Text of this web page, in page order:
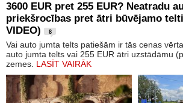
3600 EUR pret 255 EUR? Neatradu
priekšrocības pret ātri būvējamo
VIDEO)
8
Vai auto jumta telts patiešām ir tās cenas
auto jumta telts vai 255 EUR ātri uzstādāmu
zemes. LASĪT VAIRĀK